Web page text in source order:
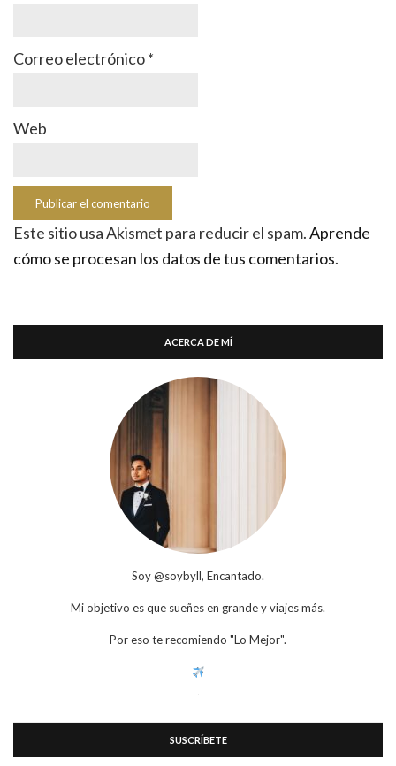
Correo electrónico*
Web
Este sitio usa Akismet para reducir el spam.Aprende
cómo se procesan los datos de tus comentarios.
ACERCA DE MÍ
Soy @soybyll, Encantado.
Mi objetivo es que sueñes en grande y viajes más.
Por eso te recomiendo "Lo Mejor".
SUSCRÍBETE